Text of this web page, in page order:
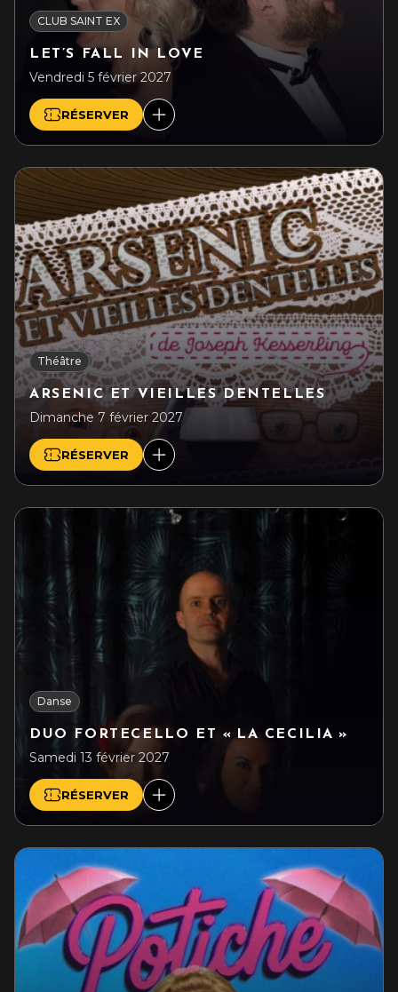
CLUB SAINT EX
LET’S FALL IN LOVE
Vendredi 5 février 2027
RÉSERVER
Théâtre
ARSENIC ET VIEILLES DENTELLES
Dimanche 7 février 2027
RÉSERVER
Danse
DUO FORTECELLO ET « LA CECILIA »
Samedi 13 février 2027
RÉSERVER